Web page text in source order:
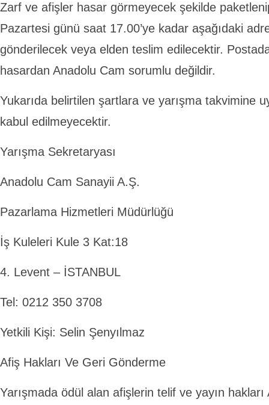
Zarf ve afişler hasar görmeyecek şekilde
Pazartesi günü saat 17.00’ye kadar aşağıdaki
gönderilecek veya elden teslim edilecektir.
hasardan Anadolu Cam sorumlu değildir.
Yukarıda belirtilen şartlara ve yarışma takvimine
kabul edilmeyecektir.
Yarışma Sekretaryası
Anadolu Cam Sanayii A.Ş.
Pazarlama Hizmetleri Müdürlüğü
İş Kuleleri Kule 3 Kat:18
4. Levent – İSTANBUL
Tel: 0212 350 3708
Yetkili Kişi: Selin Şenyılmaz
Afiş Hakları Ve Geri Gönderme
Yarışmada ödül alan afişlerin telif ve yayın